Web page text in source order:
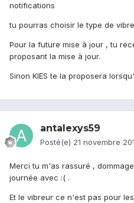
notifications
tu pourras choisir le type de
Pour la future mise à jour , tu
proposant la mise à jour.
Sinon KIES te la proposera
antalexys59
Posté(e) 21 novembre
Merci tu m'as rassuré ,
journée avec :( .
Et le vibreur ce n'est pas pour